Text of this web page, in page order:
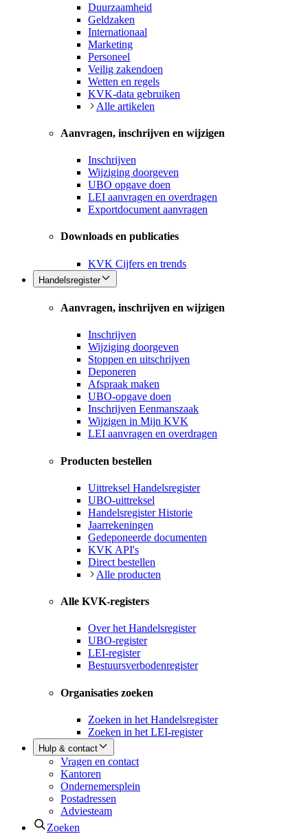
Duurzaamheid
Geldzaken
Internationaal
Marketing
Personeel
Veilig zakendoen
Wetten en regels
KVK-data gebruiken
Alle artikelen
Aanvragen, inschrijven en wijzigen
Inschrijven
Wijziging doorgeven
UBO opgave doen
LEI aanvragen en overdragen
Exportdocument aanvragen
Downloads en publicaties
KVK Cijfers en trends
Handelsregister
Aanvragen, inschrijven en wijzigen
Inschrijven
Wijziging doorgeven
Stoppen en uitschrijven
Deponeren
Afspraak maken
UBO-opgave doen
Inschrijven Eenmanszaak
Wijzigen in Mijn KVK
LEI aanvragen en overdragen
Producten bestellen
Uittreksel Handelsregister
UBO-uittreksel
Handelsregister Historie
Jaarrekeningen
Gedeponeerde documenten
KVK API's
Direct bestellen
Alle producten
Alle KVK-registers
Over het Handelsregister
UBO-register
LEI-register
Bestuursverbodenregister
Organisaties zoeken
Zoeken in het Handelsregister
Zoeken in het LEI-register
Hulp & contact
Vragen en contact
Kantoren
Ondernemersplein
Postadressen
Adviesteam
Zoeken